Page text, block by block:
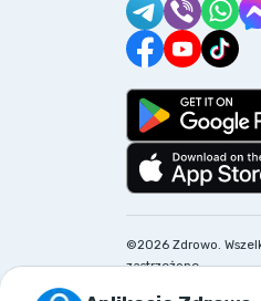
©2026 Zdrowo.
zastrzeżone